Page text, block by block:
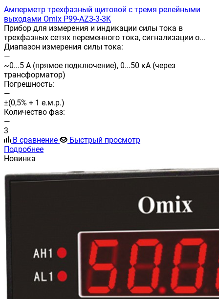
Амперметр трехфазный щитовой с тремя релейными
выходами Omix P99-AZ3-3-3K
Прибор для измерения и индикации силы тока в
трехфазных сетях переменного тока, сигнализации о...
Диапазон измерения силы тока:
—
~0...5 А (прямое подключение), 0...50 кА (через
трансформатор)
Погрешность:
—
±(0,5% + 1 е.м.р.)
Количество фаз:
—
3
В сравнение
Быстрый просмотр
Подробнее
Новинка